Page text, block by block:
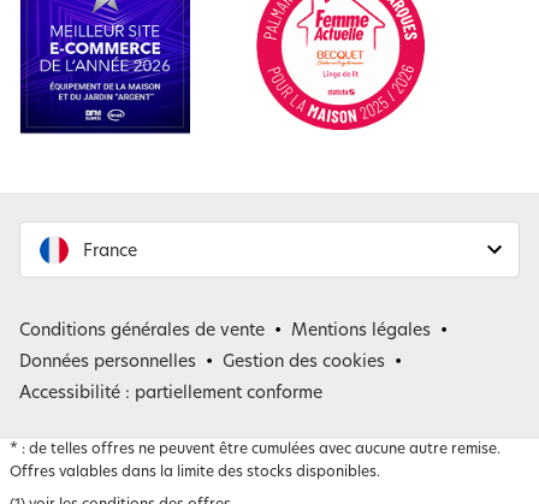
France
Belgique
Conditions générales de vente
Mentions légales
Données personnelles
Gestion des cookies
Accessibilité : partiellement conforme
* : de telles offres ne peuvent être cumulées avec aucune autre remise.
Offres valables dans la limite des stocks disponibles.